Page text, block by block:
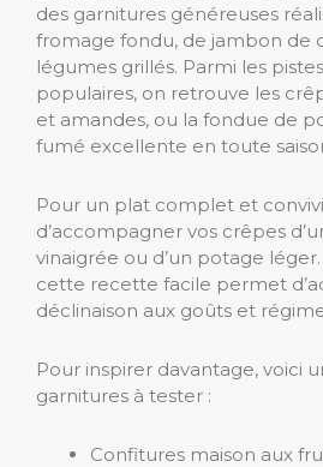
des garnitures généreuses
fromage fondu, de jambon de
légumes grillés. Parmi les
populaires, on retrouve les
et amandes, ou la fondue de
fumé excellente en toute
Pour un plat complet et
d’accompagner vos crêpes
vinaigrée ou d’un potage
cette recette facile permet
déclinaison aux goûts et
Pour inspirer davantage, voici
garnitures à tester :
Confitures maison aux